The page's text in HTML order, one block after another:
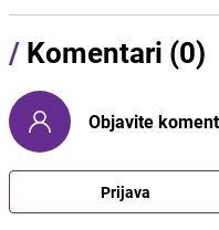
/ Komentari (0)
Objavite
Prijava